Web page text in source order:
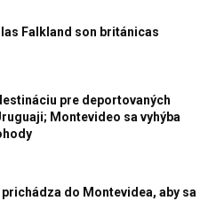
Falkland son británicas
pre deportovaných
Montevideo sa vyhýba
do Montevidea, aby sa